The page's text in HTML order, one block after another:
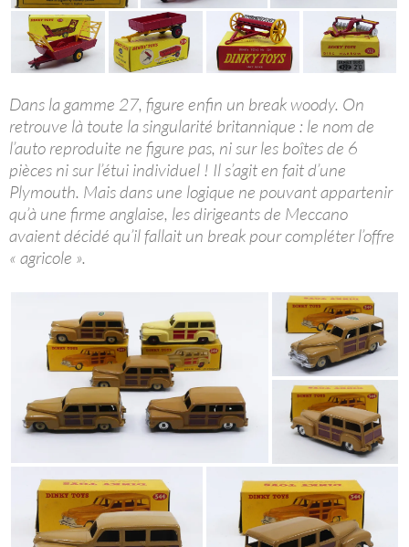
Dans la gamme 27, figure enfin un break woody. On
retrouve là toute la singularité britannique : le nom de
l’auto reproduite ne figure pas, ni sur les boîtes de 6
pièces ni sur l’étui individuel ! Il s’agit en fait d’une
Plymouth. Mais dans une logique ne pouvant appartenir
qu’à une firme anglaise, les dirigeants de Meccano
avaient décidé qu’il fallait un break pour compléter l’offre
« agricole ».